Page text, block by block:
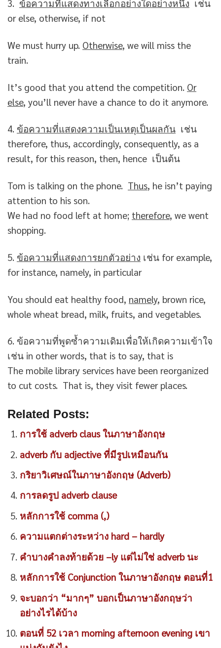
3. ข้อความที่แสดงทางเลือกอย่างใดอย่างหนึ่ง เช่น
or else, otherwise, if not
We must hurry up. Otherwise, we will miss the
train.
It’s good that you attend the competition. Or
else, you’ll never have a chance to do it anymore.
4. ข้อความที่แสดงความเป็นเหตุเป็นผลกัน เช่น
therefore, thus, accordingly, consequently, as a
result, for this reason, then, hence เป็นต้น
Tom is talking on the phone. Thus, he isn’t paying
attention to his son.
We had no food left at home; therefore, we went
shopping.
5. ข้อความที่แสดงการยกตัวอย่าง เช่น for example,
for instance, namely, in particular
You should eat healthy food, namely, brown rice,
whole wheat bread, milk, fruits, and vegetables.
6. ข้อความที่พูดซ้ำความเดิมเพื่อให้เกิดความเข้าใจ
เช่น in other words, that is to say, that is
The mobile library services have been reorganized
to cut costs. That is, they visit fewer places.
Related Posts:
การใช้ adverb claus ในภาษาอังกฤษ
adverb กับ adjective ที่มีรูปเหมือนกัน
กริยาวิเศษณ์ในภาษาอังกฤษ (Adverb)
การลดรูป adverb clause
หลักการใช้ comma (,)
ความแตกต่างระหว่าง hard – hardly
คำบางคำลงท้ายด้วย –ly แต่ไม่ใช่ adverb นะ
หลักการใช้ Conjunction ในภาษาอังกฤษ ตอนที่1
จะบอกว่า “มากๆ” บอกเป็นภาษาอังกฤษว่า
อย่างไรได้บ้าง
ตอนที่ 52 เวลา morning afternoon evening เขา